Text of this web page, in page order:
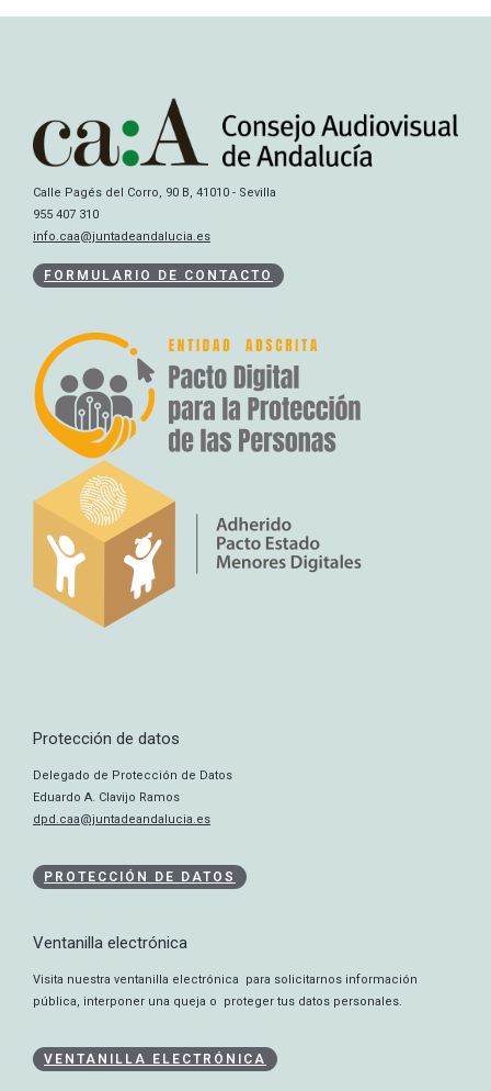
Calle Pagés del Corro, 90 B, 41010 - Sevilla
955 407 310
info.caa@juntadeandalucia.es
FORMULARIO DE CONTACTO
Protección de datos
Delegado de Protección de Datos
Eduardo A. Clavijo Ramos
dpd.caa@juntadeandalucia.es
PROTECCIÓN DE DATOS
Ventanilla electrónica
Visita nuestra ventanilla electrónica para solicitarnos información
pública, interponer una queja o proteger tus datos personales.
VENTANILLA ELECTRÓNICA